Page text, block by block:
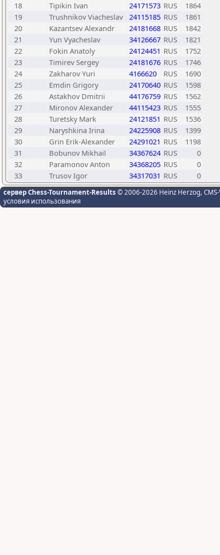
18
Tipikin Ivan 24171573 RUS
1864
19
Trushnikov Viacheslav 24115185 RUS
1861
20
Kazantsev Alexandr 24181668 RUS
1842
21
Yun Vyacheslav 34126667 RUS
1821
22
Fokin Anatoly 24124451 RUS
1752
23
Timirev Sergey 24181676 RUS
1746
24
Zakharov Yuri 4166620 RUS
1690
25
Emdin Grigory 24170640 RUS
1598
26
Astakhov Dmitrii 44176759 RUS
1562
27
Mironov Alexander 44115423 RUS
1555
28
Turetsky Mark 24121851 RUS
1536
29
Naryshkina Irina 24225908 RUS
1399
30
Grin Erik-Alexander 24291021 RUS
1198
31
Bobunov Mikhail 34367624 RUS
0
32
Paramonov Anton 34368205 RUS
0
33
Trusov Igor 34317031 RUS 0
сервер Chess-Tournament-Results © 2006-2026 Heinz Herzog,
условия использования